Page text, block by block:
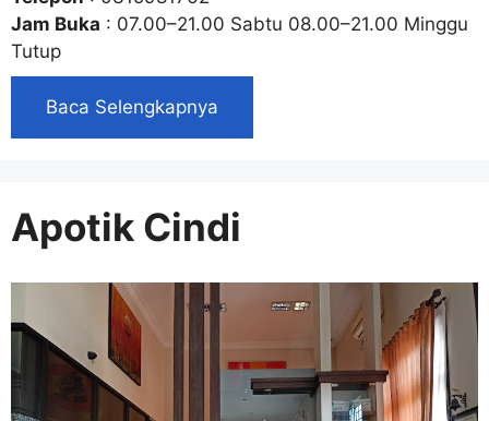
Jam Buka : 07.00–21.00 Sabtu 08.00–21.00 Minggu
Tutup
Baca Selengkapnya
Apotik Cindi